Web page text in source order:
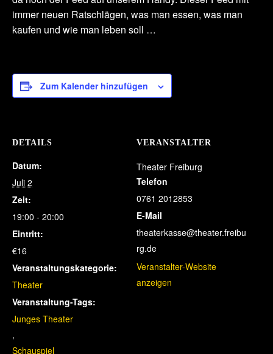
immer neuen Ratschlägen, was man essen, was man
kaufen und wie man leben soll …
Zum Kalender hinzufügen
DETAILS
Datum:
Juli 2
Zeit:
19:00 - 20:00
Eintritt:
€16
Veranstaltungskategorie:
Theater
Veranstaltung-Tags:
Junges Theater
,
Schauspiel
VERANSTALTER
Theater Freiburg
Telefon
0761 2012853
E-Mail
theaterkasse@theater.freibu
rg.de
Veranstalter-Website
anzeigen